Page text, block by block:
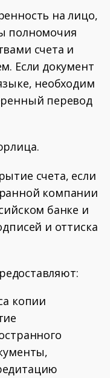
на лицо,
полномочия
счета и
Если документ
необходим
перевод
счета, если
компании
банке и
и оттиска
копии